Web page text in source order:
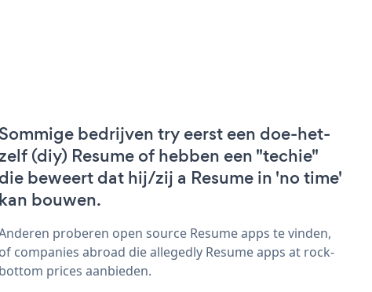
Sommige bedrijven try eerst een doe-het-
(diy) Resume of hebben een "techie"
die beweert dat hij/zij a Resume in 'no time'
kan bouwen.
proberen open source Resume apps te vinden,
of companies abroad die allegedly Resume apps at rock-
bottom prices aanbieden.